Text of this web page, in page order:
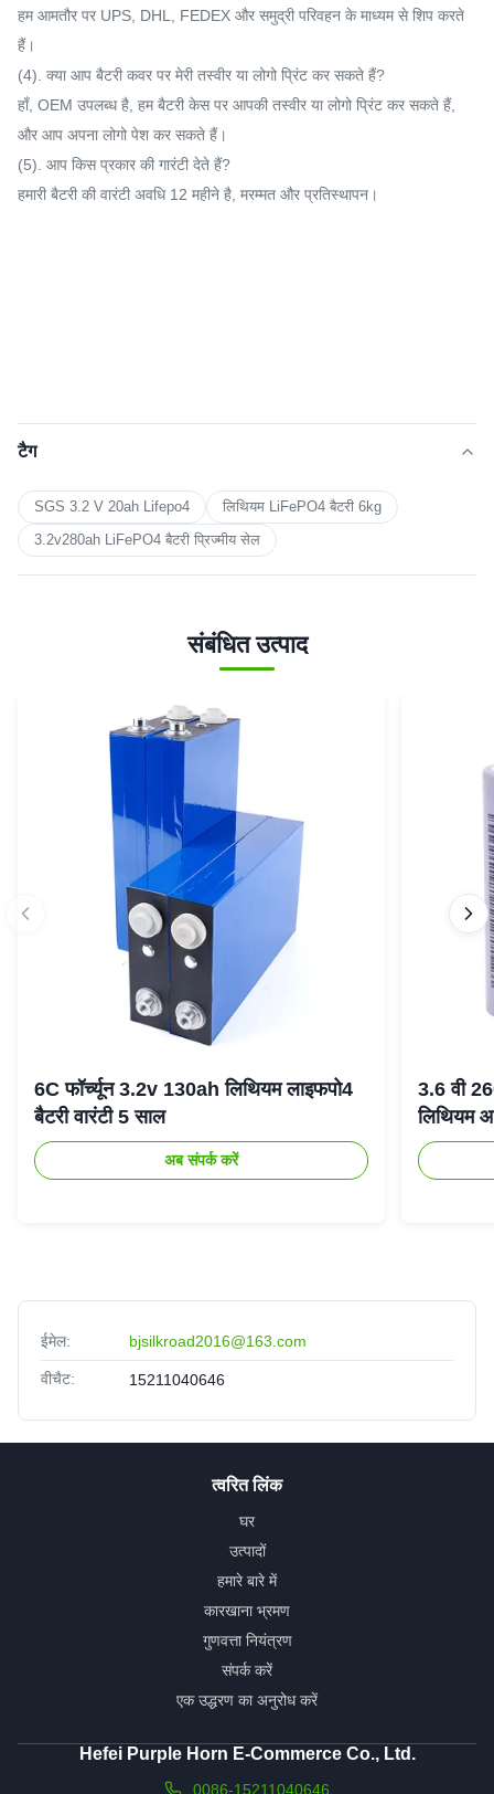
हम आमतौर पर UPS, DHL, FEDEX और समुद्री परिवहन के माध्यम से शिप करते
हैं।
(4). क्या आप बैटरी कवर पर मेरी तस्वीर या लोगो प्रिंट कर सकते हैं?
हाँ, OEM उपलब्ध है, हम बैटरी केस पर आपकी तस्वीर या लोगो प्रिंट कर सकते हैं,
और आप अपना लोगो पेश कर सकते हैं।
(5). आप किस प्रकार की गारंटी देते हैं?
हमारी बैटरी की वारंटी अवधि 12 महीने है, मरम्मत और प्रतिस्थापन।
टैग
SGS 3.2 V 20ah Lifepo4
लिथियम LiFePO4 बैटरी 6kg
3.2v280ah LiFePO4 बैटरी प्रिज्मीय सेल
संबंधित उत्पाद
6C फॉर्च्यून 3.2v 130ah लिथियम लाइफपो4
बैटरी वारंटी 5 साल
अब संपर्क करें
3.6 वी
लिथियम
ईमेल: bjsilkroad2016@163.com
वीचैट: 15211040646
त्वरित लिंक
घर
उत्पादों
हमारे बारे में
कारखाना भ्रमण
गुणवत्ता नियंत्रण
संपर्क करें
एक उद्धरण का अनुरोध करें
Hefei Purple Horn E-Commerce Co., Ltd.
0086-15211040646